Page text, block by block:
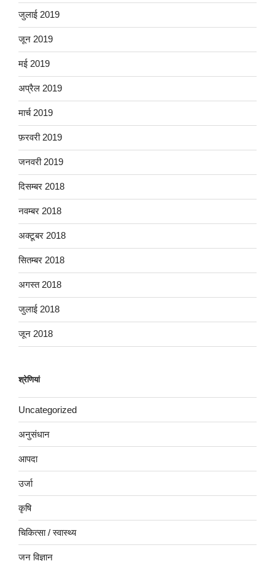
जुलाई 2019
जून 2019
मई 2019
अप्रैल 2019
मार्च 2019
फ़रवरी 2019
जनवरी 2019
दिसम्बर 2018
नवम्बर 2018
अक्टूबर 2018
सितम्बर 2018
अगस्त 2018
जुलाई 2018
जून 2018
श्रेणियां
Uncategorized
अनुसंधान
आपदा
उर्जा
कृषि
चिकित्सा / स्वास्थ्य
जन विज्ञान